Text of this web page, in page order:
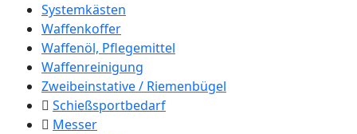
Systemkästen
Waffenkoffer
Waffenöl, Pflegemittel
Waffenreinigung
Zweibeinstative / Riemenbügel
Schießsportbedarf
Messer